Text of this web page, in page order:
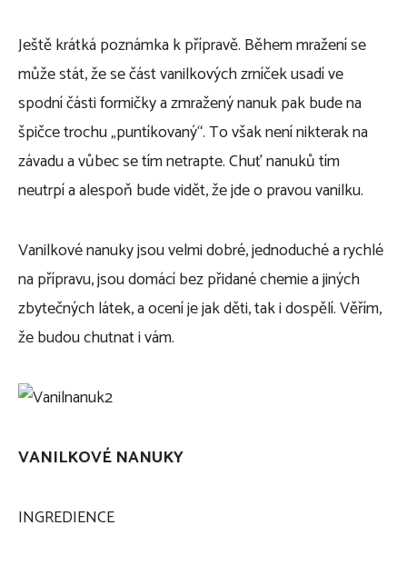
Ještě krátká poznámka k přípravě. Během mražení se
může stát, že se část vanilkových zrníček usadí ve
spodní části formičky a zmražený nanuk pak bude na
špičce trochu „puntíkovaný“. To však není nikterak na
závadu a vůbec se tím netrapte. Chuť nanuků tím
neutrpí a alespoň bude vidět, že jde o pravou vanilku.
Vanilkové nanuky jsou velmi dobré, jednoduché a rychlé
na přípravu, jsou domácí bez přidané chemie a jiných
zbytečných látek, a ocení je jak děti, tak i dospělí. Věřím,
že budou chutnat i vám.
VANILKOVÉ NANUKY
INGREDIENCE